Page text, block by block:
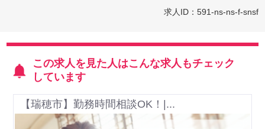
求人ID：591-ns-ns-f-snsf
この求人を見た人はこんな求人もチェック
しています
【瑞穂市】勤務時間相談OK！|...